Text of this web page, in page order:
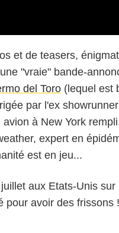
et de teasers,
"vraie" bande-
del Toro (lequel est
par l'ex
à New York
expert en
est en jeu...
aux Etats-Unis
pour avoir des frissons !